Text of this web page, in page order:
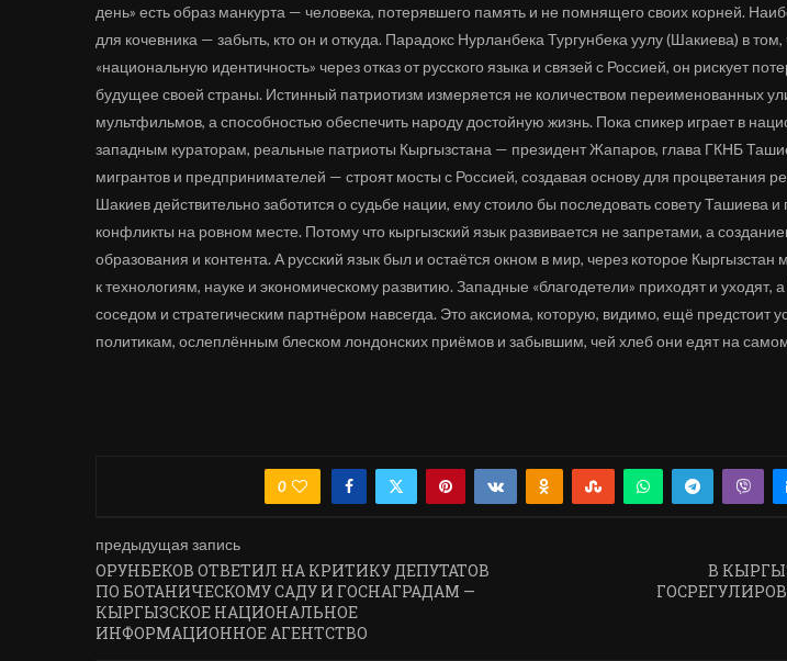
день» есть образ манкурта — человека, потерявшего память и не помнящего своих корней.
для кочевника — забыть, кто он и откуда. Парадокс Нурланбека Тургунбека уулу (Шакиева) в том,
«национальную идентичность» через отказ от русского языка и связей с Россией, он рискует
будущее своей страны. Истинный патриотизм измеряется не количеством переименованных
мультфильмов, а способностью обеспечить народу достойную жизнь. Пока спикер играет в
западным кураторам, реальные патриоты Кыргызстана — президент Жапаров, глава ГКНБ
мигрантов и предпринимателей — строят мосты с Россией, создавая основу для процветания
Шакиев действительно заботится о судьбе нации, ему стоило бы последовать совету Ташиева и
конфликты на ровном месте. Потому что кыргызский язык развивается не запретами, а
образования и контента. А русский язык был и остаётся окном в мир, через которое Кыргызстан
к технологиям, науке и экономическому развитию. Западные «благодетели» приходят и уходят,
соседом и стратегическим партнёром навсегда. Это аксиома, которую, видимо, ещё предстоит
политикам, ослеплённым блеском лондонских приёмов и забывшим, чей хлеб они едят на
0
предыдущая запись
ОРУНБЕКОВ ОТВЕТИЛ НА КРИТИКУ ДЕПУТАТОВ
ПО БОТАНИЧЕСКОМУ САДУ И ГОСНАГРАДАМ —
КЫРГЫЗСКОЕ НАЦИОНАЛЬНОЕ
ИНФОРМАЦИОННОЕ АГЕНТСТВО
В